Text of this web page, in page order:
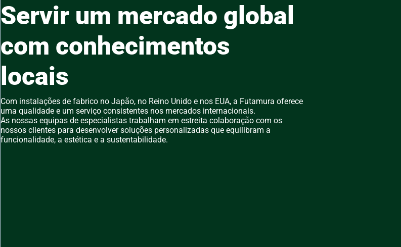
Servir um mercado global
com conhecimentos
locais
Com instalações de fabrico no Japão, no Reino Unido e nos EUA, a Futamura oferece
uma qualidade e um serviço consistentes nos mercados internacionais.
As nossas equipas de especialistas trabalham em estreita colaboração com os
nossos clientes para desenvolver soluções personalizadas que equilibram a
funcionalidade, a estética e a sustentabilidade.